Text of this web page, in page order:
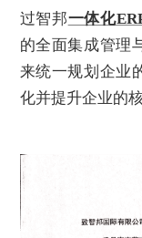
过智邦一体化
的全面集成管理
来统一规划企业
化并提升企业的